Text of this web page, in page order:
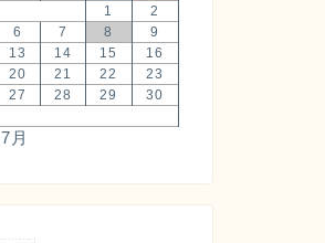
1
2
6 7 8
9
13 14 15
16
20 21 22
23
27 28 29
30
月